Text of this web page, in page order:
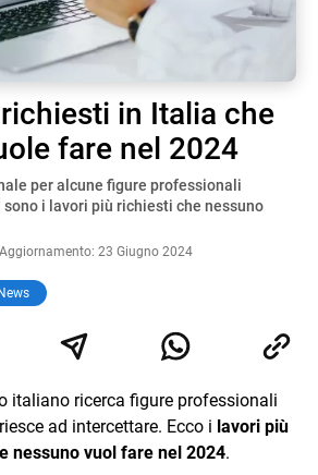
in Italia che
fare nel 2024
per alcune figure professionali
i lavori più richiesti che nessuno
23 Giugno 2024
News
italiano ricerca figure professionali
ad intercettare. Ecco i lavori più
nessuno vuol fare nel 2024.